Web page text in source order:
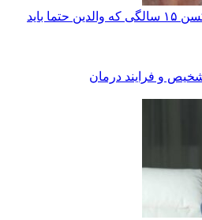
مراقبت های بعد از واکسن ۱۵ سالگی که والدین حتما باید
و فرایند درمان